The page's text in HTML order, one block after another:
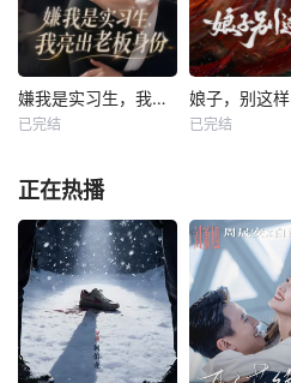
嫌我是实习生，我亮出老板身份
已完结
娘子，别这样
已完结
正在热播